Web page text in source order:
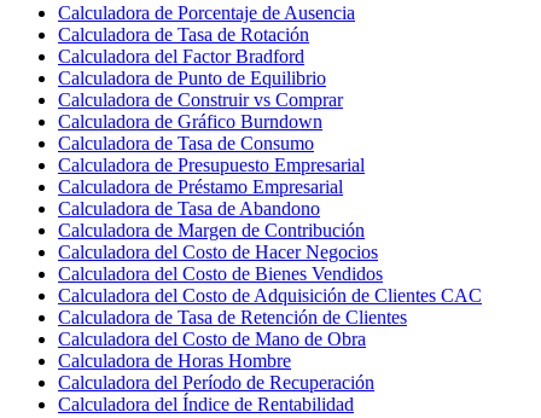
Calculadora de Porcentaje de Ausencia
Calculadora de Tasa de Rotación
Calculadora del Factor Bradford
Calculadora de Punto de Equilibrio
Calculadora de Construir vs Comprar
Calculadora de Gráfico Burndown
Calculadora de Tasa de Consumo
Calculadora de Presupuesto Empresarial
Calculadora de Préstamo Empresarial
Calculadora de Tasa de Abandono
Calculadora de Margen de Contribución
Calculadora del Costo de Hacer Negocios
Calculadora del Costo de Bienes Vendidos
Calculadora del Costo de Adquisición de Clientes CAC
Calculadora de Tasa de Retención de Clientes
Calculadora del Costo de Mano de Obra
Calculadora de Horas Hombre
Calculadora del Período de Recuperación
Calculadora del Índice de Rentabilidad